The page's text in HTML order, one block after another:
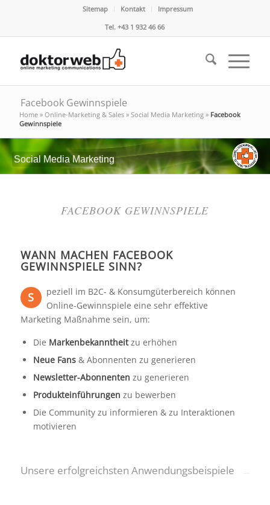
Sitemap Kontakt
Impressum
Tel. +43 1 932 46 66
Facebook Gewinnspiele
Home» Online-Marketing & Sales» Social Media Marketing» Facebook
Gewinnspiele
Social Media Marketing
FACEBOOK GEWINNSPIELE
WANN MACHEN FACEBOOK
GEWINNSPIELE SINN?
S
peziell im B2C- & Konsumgüterbereich können
Online-Gewinnspiele eine sehr effektive
Marketing Maßnahme sein, um:
Die Markenbekanntheitzu erhöhen
Neue Fans& Abonnenten zu generieren
Newsletter-Abonnenten zu generieren
Produkteinführungen zu bewerben
Die Community zu informieren & zu Interaktionen
motivieren
Unsere erfolgreichsten Anwendungsbeispiele